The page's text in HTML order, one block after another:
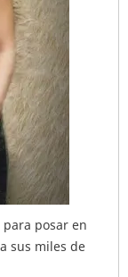
posar en
sus miles de